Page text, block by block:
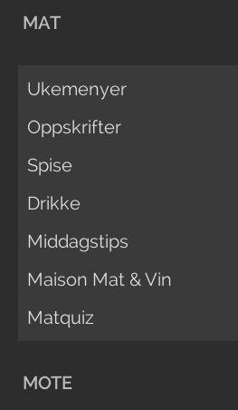
MAT
Ukemenyer
Oppskrifter
Spise
Drikke
Middagstips
Maison Mat & Vin
Matquiz
MOTE